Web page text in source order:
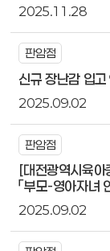
2025.11.28
판암점
신규 장난감 입고
2025.09.02
판암점
[대전광역시육
「부모-영아자녀
2025.09.02